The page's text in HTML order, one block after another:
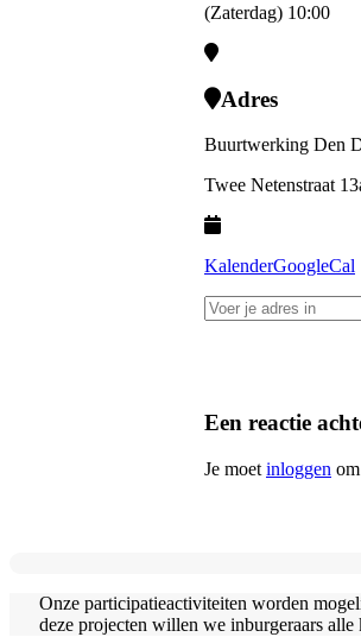
(Zaterdag) 10:00
Adres
Buurtwerking Den
Twee Netenstraat
KalenderGoogleCal
Een reactie
Je moet inloggen
Onze participatieactiviteiten worden
deze projecten willen we inburgeraars alle